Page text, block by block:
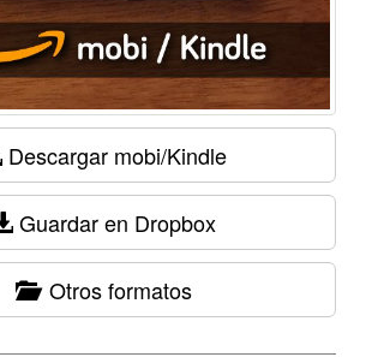
Descargar mobi/Kindle
Guardar en Dropbox
Otros formatos